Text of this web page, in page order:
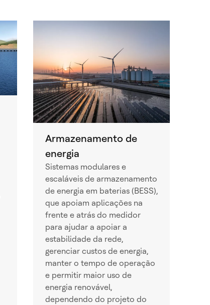
Armazenamento de
energia
Sistemas modulares e
escaláveis de armazenamento
de energia em baterias (BESS),
que apoiam aplicações na
frente e atrás do medidor
para ajudar a apoiar a
estabilidade da rede,
gerenciar custos de energia,
manter o tempo de operação
e permitir maior uso de
energia renovável,
dependendo do projeto do